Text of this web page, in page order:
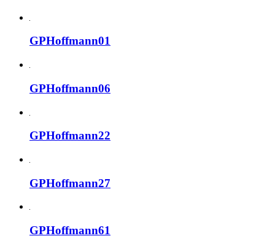
GPHoffmann01
GPHoffmann06
GPHoffmann22
GPHoffmann27
GPHoffmann61